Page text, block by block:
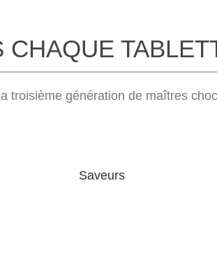
troisième génération de maîtres
Saveurs